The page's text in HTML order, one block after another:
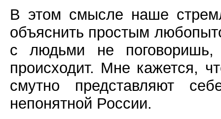
В этом смысле наше
объяснить простым
с людьми не
происходит. Мне кажется,
смутно представляют
непонятной России.